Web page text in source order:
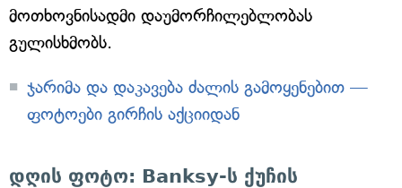
მოთხოვნისადმი დაუმორჩილებლობას
გულისხმობს.
ჯარიმა და დაკავება ძალის გამოყენებით —
ფოტოები გირჩის აქციიდან
დღის ფოტო: Banksy-ს ქუჩის